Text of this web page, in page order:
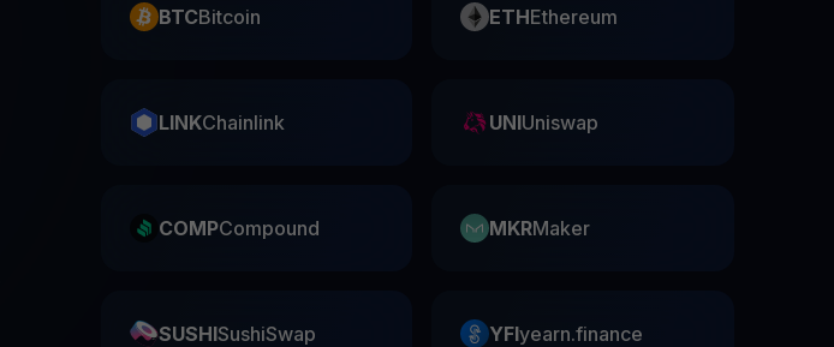
BTCBitcoin ETHEthereum
LINKChainlink UNIUniswap
COMPCompound MKRMaker
SUSHISushiSwap YFIyearn.finance